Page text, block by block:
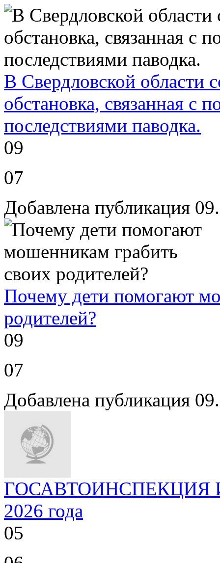
В Свердловской области
обстановка, связанная с
последствиями паводка.
09
07
Добавлена публикация
Почему дети помогают
родителей?
09
07
Добавлена публикация
ГОСАВТОИНСПЕКЦИЯ
2026 года
05